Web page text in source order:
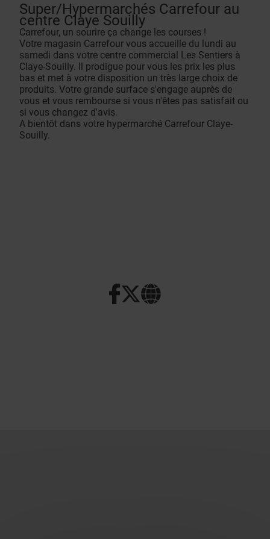
Super/Hypermarchés Carrefour au
centre Claye Souilly
Carrefour, un sourire ça change les courses !
Votre magasin Carrefour vous accueille du lundi au
samedi dans votre centre commercial Les Sentiers à
Claye-Souilly. Il prodigue pour vous les prix les plus
bas et met à votre disposition un très large choix de
produits. Votre grande surface s'engage auprès de
vous et vous rembourse si vous n'êtes pas satisfait ou
si vous changez d'avis.
A bientôt dans votre hypermarché Carrefour Claye-
Souilly.